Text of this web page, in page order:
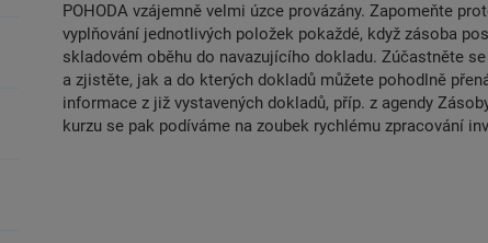
POHODA vzájemně velmi úzce provázány. Zapomeňte
vyplňování jednotlivých položek pokaždé, když zásoba
skladovém oběhu do navazujícího dokladu. Zúčastněte
a zjistěte, jak a do kterých dokladů můžete pohodlně
informace z již vystavených dokladů, příp. z agendy
kurzu se pak podíváme na zoubek rychlému zpracování